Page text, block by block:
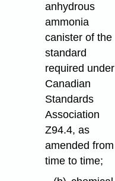
anhydrous
ammonia
canister of the
standard
required under
Canadian
Standards
Association
Z94.4, as
amended from
time to time;